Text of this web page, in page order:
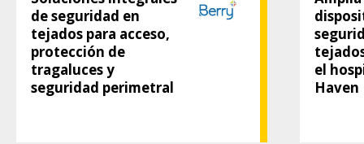
de seguridad en
tejados para acceso,
protección de
tragaluces y
seguridad perimetral
el
Haven